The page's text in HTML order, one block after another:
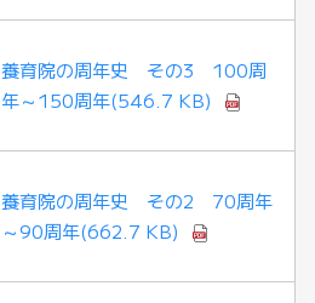
養育院の周年史 その3 100周
年～150周年(546.7 KB)
養育院の周年史 その2 70周年
～90周年(662.7 KB)